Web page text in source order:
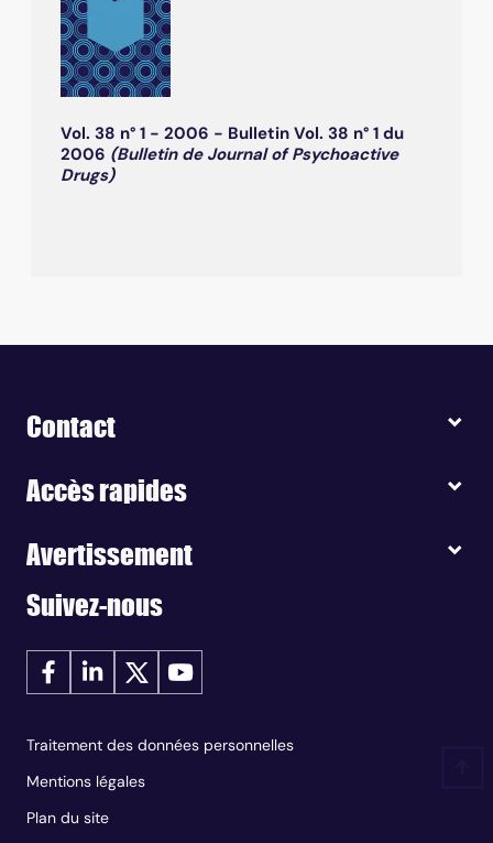
Vol. 38 n° 1 - 2006 - Bulletin Vol. 38 n° 1 du
2006 (Bulletin de Journal of Psychoactive
Drugs)
Contact
Accès rapides
Avertissement
Suivez-nous
Traitement des données personnelles
Mentions légales
Plan du site